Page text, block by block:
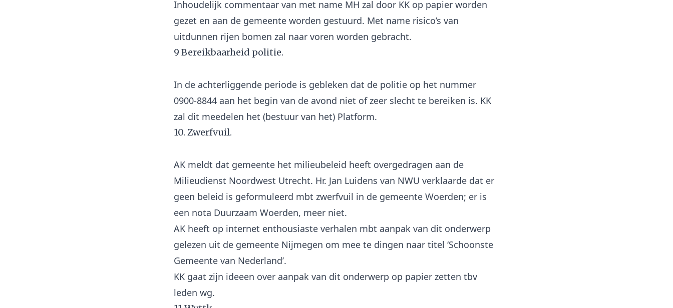
Inhoudelijk commentaar van met name MH zal door KK op papier worden
gezet en aan de gemeente worden gestuurd. Met name risico’s van
9 Bereikbaarheid politie.
In de achterliggende periode is gebleken dat de politie op het nummer
0900-8844 aan het begin van de avond niet of zeer slecht te bereiken is. KK
10. Zwerfvuil.
AK meldt dat gemeente het milieubeleid heeft overgedragen aan de
Milieudienst Noordwest Utrecht. Hr. Jan Luidens van NWU verklaarde dat er
geen beleid is geformuleerd mbt zwerfvuil in de gemeente Woerden; er is
een nota Duurzaam Woerden, meer niet.
AK heeft op internet enthousiaste verhalen mbt aanpak van dit onderwerp
gelezen uit de gemeente Nijmegen om mee te dingen naar titel ‘Schoonste
Gemeente van Nederland’.
KK gaat zijn ideeen over aanpak van dit onderwerp op papier zetten tbv